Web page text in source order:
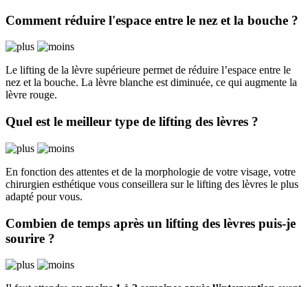
Comment réduire l'espace entre le nez et la bouche ?
Le lifting de la lèvre supérieure permet de réduire l’espace entre le
nez et la bouche. La lèvre blanche est diminuée, ce qui augmente la
lèvre rouge.
Quel est le meilleur type de lifting des lèvres ?
En fonction des attentes et de la morphologie de votre visage, votre
chirurgien esthétique vous conseillera sur le lifting des lèvres le plus
adapté pour vous.
Combien de temps après un lifting des lèvres puis-je
sourire ?